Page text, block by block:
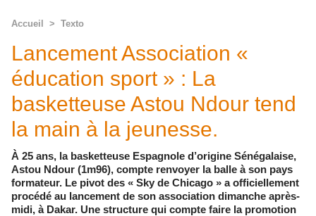
Accueil > Texto
Lancement Association «
éducation sport » : La
basketteuse Astou Ndour tend
la main à la jeunesse.
À 25 ans, la basketteuse Espagnole d’origine Sénégalaise,
Astou Ndour (1m96), compte renvoyer la balle à son pays
formateur. Le pivot des « Sky de Chicago » a officiellement
procédé au lancement de son association dimanche après-
midi, à Dakar. Une structure qui compte faire la promotion